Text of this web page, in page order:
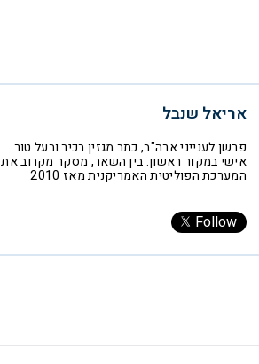
אריאל שנבל
פרשן לענייני ארה"ב, כתב מגזין בכיר ובעל טור
אישי במקור ראשון. בין השאר, מסקר מקרוב את
המערכת הפוליטית האמריקנית מאז 2010
Follow